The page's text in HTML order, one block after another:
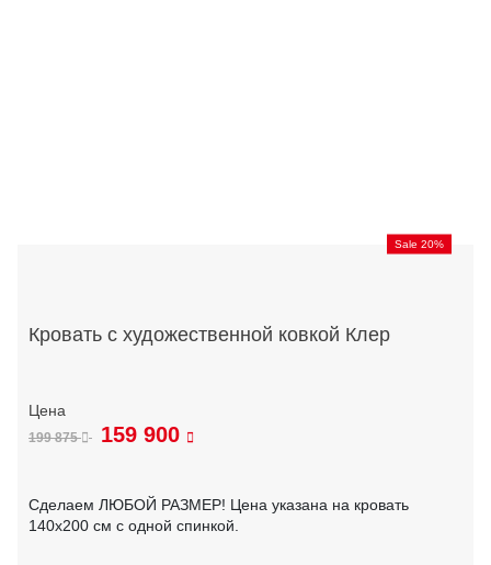
Sale 20%
Кровать с художественной ковкой Клер
199 875 159 900
Сделаем ЛЮБОЙ РАЗМЕР! Цена указана на кровать
140х200 см с одной спинкой.